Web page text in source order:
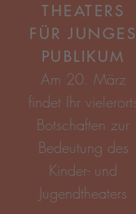
THEATERS
FÜR JUNGES
PUBLIKUM